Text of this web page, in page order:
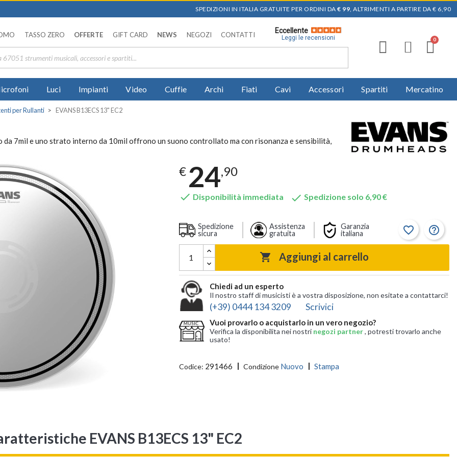
SPEDIZIONI IN ITALIA GRATUITE PER ORDINI DA € 99, ALTRIMENTI A PARTIRE DA € 6,90
TASSO ZERO OFFERTE GIFT CARD NEWS NEGOZI CONTATTI
Eccellente
Leggi le recensioni
Luci Impianti Video Cuffie Archi Fiati Cavi Accessori Spartiti Mercatino
per Rullanti EVANS B13ECS 13" EC2
da 7mil e uno strato interno da 10mil offrono un suono controllato ma con risonanza e sensibilità,
€ 24,90
 Disponibilità immediata  Spedizione solo 6,90 €
Spedizione
sicura
Assistenza
gratuita
Garanzia
italiana
favorite_border help_outline
 Aggiungi al carrello
Chiedi ad un esperto
Il nostro staff di musicisti è a vostra disposizione, non esitate a contattarci!
(+39) 0444 134 3209 Scrivici
Vuoi provarlo o acquistarlo in un vero negozio?
Verifica la disponibilita nei nostri negozi partner, potresti trovarlo anche
usato!
Codice: 291466 Condizione Nuovo Stampa
EVANS B13ECS 13" EC2